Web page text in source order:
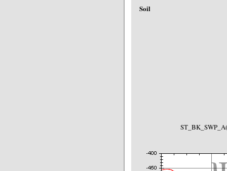
Soil